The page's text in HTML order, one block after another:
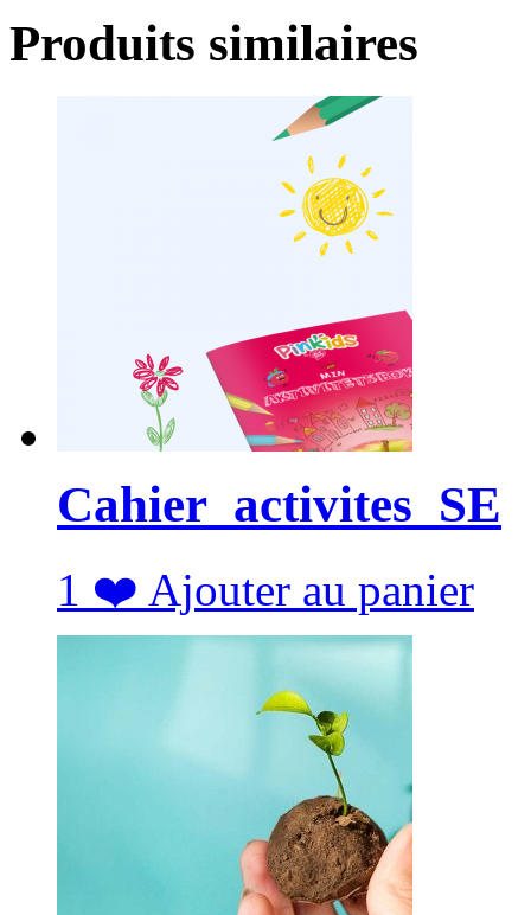
Produits similaires
Cahier_activites_SE
1 ❤️ Ajouter au panier